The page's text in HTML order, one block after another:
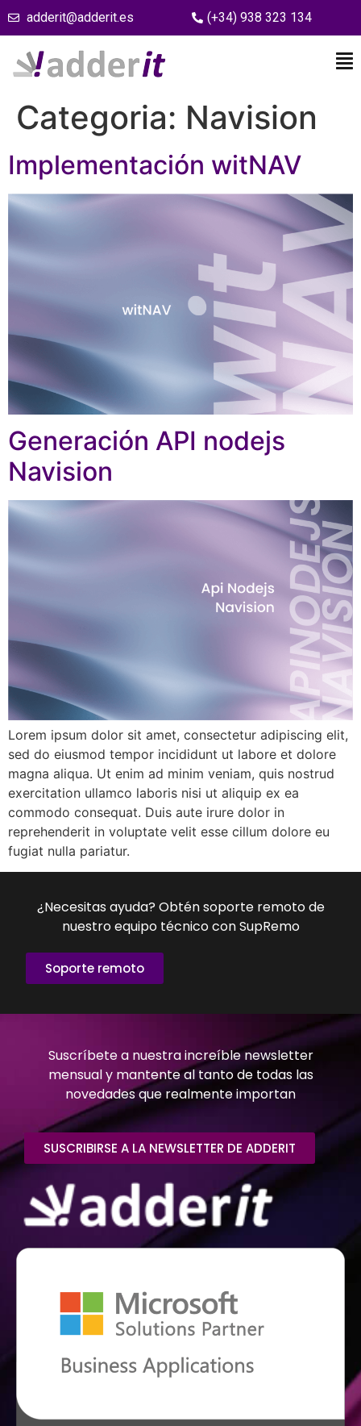
adderit@adderit.es (+34) 938 323 134
Categoria: Navision
Implementación witNAV
Generación API nodejs
Navision
Lorem ipsum dolor sit amet, consectetur adipiscing elit,
sed do eiusmod tempor incididunt ut labore et dolore
magna aliqua. Ut enim ad minim veniam, quis nostrud
exercitation ullamco laboris nisi ut aliquip ex ea
commodo consequat. Duis aute irure dolor in
reprehenderit in voluptate velit esse cillum dolore eu
fugiat nulla pariatur.
¿Necesitas ayuda? Obtén soporte remoto de
nuestro equipo técnico con SupRemo
Soporte remoto
Suscríbete a nuestra increíble newsletter
mensual y mantente al tanto de todas las
novedades que realmente importan
SUSCRIBIRSE A LA NEWSLETTER DE ADDERIT